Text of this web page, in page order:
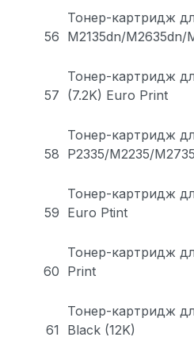
56
Тонер-картридж
M2135dn/M2635dn/
57
Тонер-картридж
(7.2K) Euro Print
58
Тонер-картридж
P2335/M2235/
59
Тонер-картридж
Euro Ptint
60
Тонер-картридж
Print
61
Тонер-картридж
Black (12K)